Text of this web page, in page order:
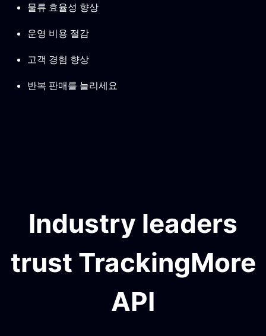
물류 효율성 향상
운영 비용 절감
고객 경험 향상
반복 판매를 늘리세요
Industry leaders
trust TrackingMore
API